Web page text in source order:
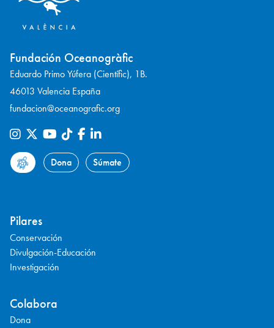
Fundación Oceanogràfic
Eduardo Primo Yúfera (Científic), 1B.
46013 Valencia España
fundacion@oceanografic.org
Dona Súmate
Pilares
Conservación
Divulgación-Educación
Investigación
Colabora
Dona